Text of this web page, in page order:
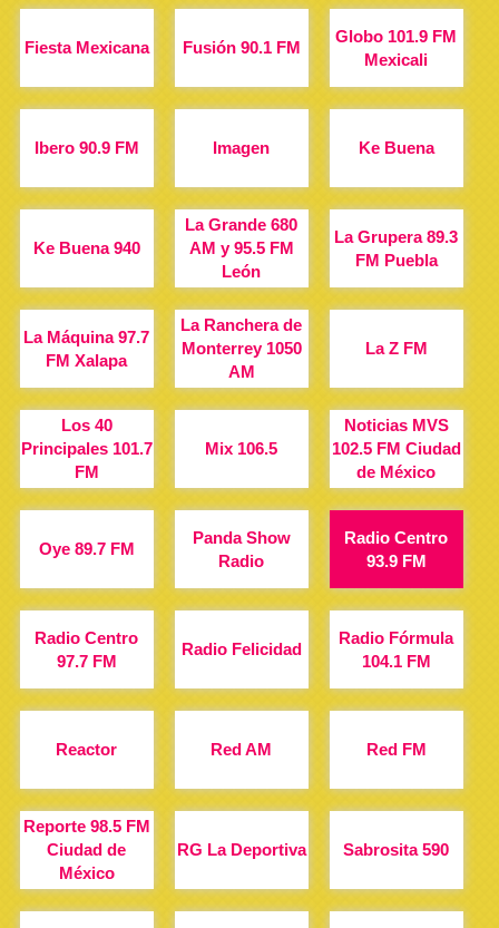
Fiesta Mexicana Fusión 90.1 FM
Globo 101.9 FM
Mexicali
Ibero 90.9 FM Imagen Ke Buena
Ke Buena 940
La Grande 680
AM y 95.5 FM
León
La Grupera 89.3
FM Puebla
La Máquina 97.7
FM Xalapa
La Ranchera de
Monterrey 1050
AM
La Z FM
Los 40
Principales 101.7
FM
Mix 106.5
Noticias MVS
102.5 FM Ciudad
de México
Oye 89.7 FM
Panda Show
Radio
Radio Centro
93.9 FM
Radio Centro
97.7 FM
Radio Felicidad
Radio Fórmula
104.1 FM
Reactor Red AM Red FM
Reporte 98.5 FM
Ciudad de
México
RG La Deportiva Sabrosita 590